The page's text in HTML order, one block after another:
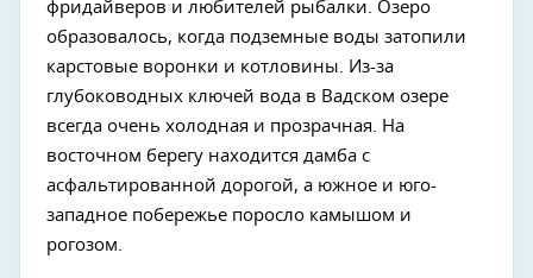
фридайверов и любителей рыбалки. Озеро
образовалось, когда подземные воды затопили
карстовые воронки и котловины. Из-за
глубоководных ключей вода в Вадском озере
всегда очень холодная и прозрачная. На
восточном берегу находится дамба с
асфальтированной дорогой, а южное и юго-
западное побережье поросло камышом и
рогозом.